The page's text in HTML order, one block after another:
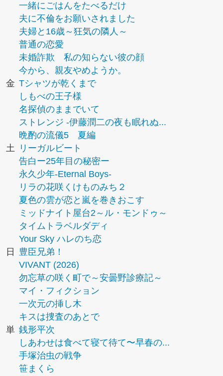
一緒にごはんをたべるだけ
夫に不倫をお願いされました
夫婦と16歳～狂気の隣人～
普通の恋愛
未婚詐欺 私の知らない彼の顔
今から、親友やめようか。
金 Tシャツが乾くまで
しもべの王子様
名探偵のままでいて
ストレンジ -伊藤潤二の夜も眠れぬ...
晩酌の流儀5 夏編
土
リーガルビート
告白ー25年目の秘密ー
永久少年-Eternal Boys-
リラの花咲くけものみち２
夏色の雲が恋と嵐を巻きおこす
ミッドナイト屋台2～ル・モンドゥ～
タイムトラベルダディ
Your Sky ハレのち恋
日
豊臣兄弟！
VIVANT (2026)
勿忘草の咲く町で～安曇野診療記～
マイ・フィクション
一次元の挿し木
キスは捜査のあとで
単 銭形平次
しあわせは食べて寝て待て〜早春の...
手塚治虫の戦争
笹まくら